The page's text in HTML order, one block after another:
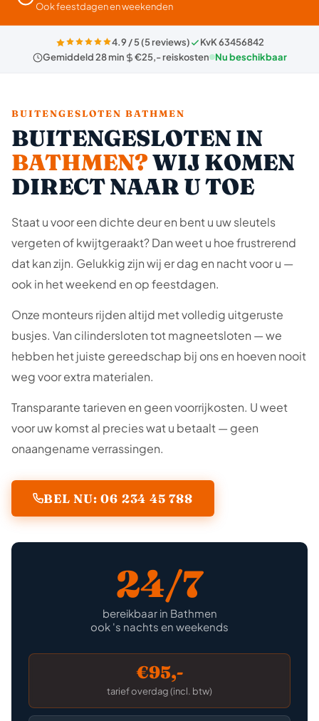
Ook feestdagen en weekenden
4.9 / 5 (5 reviews)
KvK 63456842
Gemiddeld 28 min
€25,- reiskosten Nu beschikbaar
BUITENGESLOTEN BATHMEN
BUITENGESLOTEN IN
BATHMEN?WIJ KOMEN
DIRECT NAAR U TOE
Staat u voor een dichte deur en bent u uw sleutels
vergeten of kwijtgeraakt? Dan weet u hoe frustrerend
dat kan zijn. Gelukkig zijn wij er dag en nacht voor u —
ook in het weekend en op feestdagen.
Onze monteurs rijden altijd met volledig uitgeruste
busjes. Van cilindersloten tot magneetsloten — we
hebben het juiste gereedschap bij ons en hoeven nooit
weg voor extra materialen.
Transparante tarieven en geen voorrijkosten. U weet
voor uw komst al precies wat u betaalt — geen
onaangename verrassingen.
BEL NU: 06 234 45 788
24/7
bereikbaar in Bathmen
ook 's nachts en weekends
€95,-
tarief overdag (incl. btw)